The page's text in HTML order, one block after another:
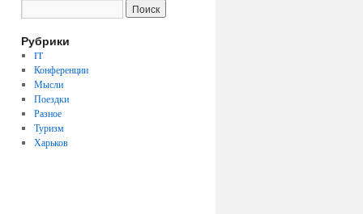
Рубрики
IT
Конференции
Мысли
Поездки
Разное
Туризм
Харьков